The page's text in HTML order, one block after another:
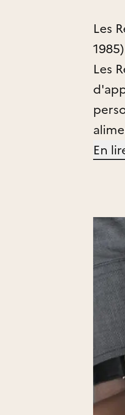
Les
1985) est une association d'utilité publique.
Les
par
En